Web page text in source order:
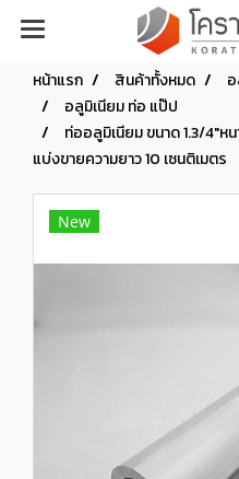
หน้าแรก สินค้าทั้งหมด
อลูมิเนียม ท่อ แป๊ป
ท่ออลูมิเนียม ขนาด 1.3/4"ห
แบ่งขายความยาว 10 เซนติเมตร
New